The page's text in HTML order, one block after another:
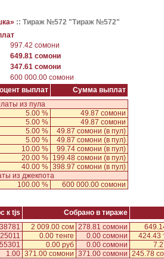
:: Тираж №572 "Тираж №572"
997.42 сомони
649.81 сомони
347.61 сомони
600 000.00 сомони
выплат
Сумма выплат
из пула
5.00 %
49.87 сомони
5.00 %
49.87 сомони
5.00 % 49.87 сомони (в пул)
5.00 % 49.87 сомони (в пул)
10.00 % 99.74 сомони (в пул)
20.00 % 199.48 сомони (в пул)
40.00 % 398.97 сомони (в пул)
из джекпота
100.00 % 600 000.00 сомони
к tjs
Собрано в тираже
2 009.00 сом 278.81 сомони
0.00 тенге 0.00 сомони
424.43
0.00 руб 0.00 сомони
1.00 371.00 сомони 371.00 сомони 245.78